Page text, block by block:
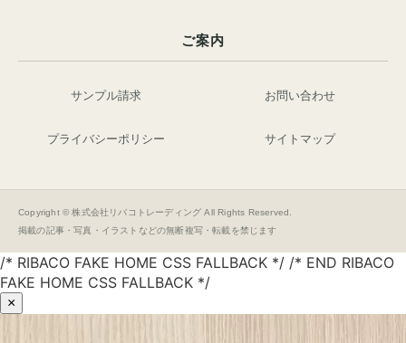
ご案内
サンプル請求 お問い合わせ
プライバシーポリシー サイトマップ
Copyright © 株式会社リバコトレーディング All Rights Reserved.
掲載の記事・写真・イラストなどの無断複写・転載を禁じます
/* RIBACO FAKE HOME CSS FALLBACK */ /* END RIBACO
FAKE HOME CSS FALLBACK */
×